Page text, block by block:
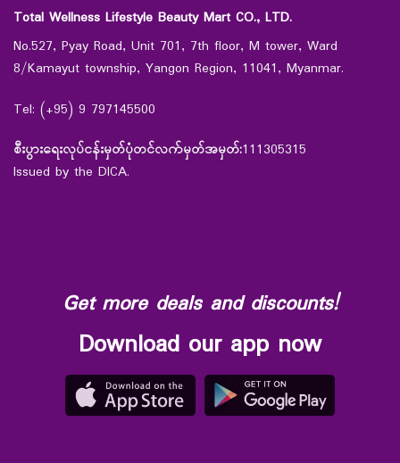
Total Wellness Lifestyle Beauty Mart CO., LTD.
No.527, Pyay Road, Unit 701, 7th floor, M tower, Ward
8/Kamayut township, Yangon Region, 11041, Myanmar.
Tel: (+95) 9 797145500
စီးပွားရေးလုပ်ငန်းမှတ်ပုံတင်လက်မှတ်အမှတ်:111305315
Issued by the DICA.
Get more deals and discounts!
Download our app now